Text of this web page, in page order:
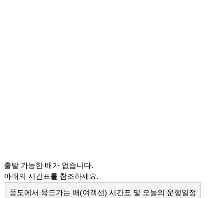
출발 가능한 배가 없습니다.
아래의 시간표를 참조하세요.
풍도에서 육도가는 배(여객선) 시간표 및 오늘의 운행일정